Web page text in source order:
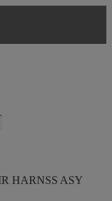
HARNSS ASY